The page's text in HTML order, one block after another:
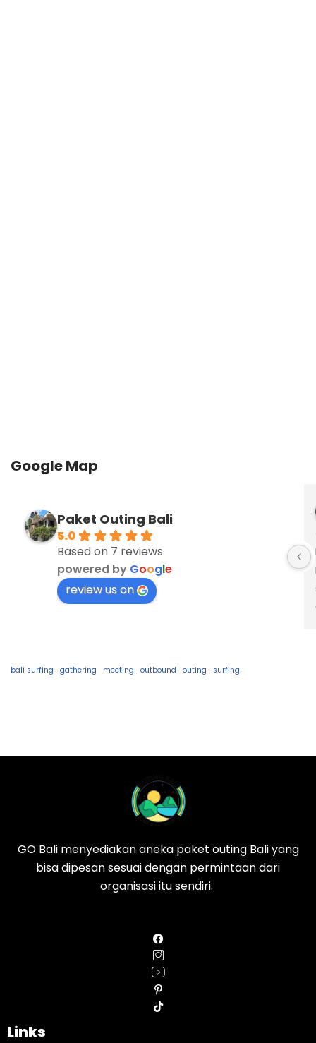
Google Map
Paket Outing Bali
5.0
Based on 7 reviews
powered by Google
review us on
bali surfing gathering meeting outbound outing surfing
GO Bali menyediakan aneka paket outing Bali yang
bisa dipesan sesuai dengan permintaan dari
organisasi itu sendiri.
Links